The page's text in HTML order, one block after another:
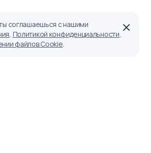
соглашаешься с нашими
, Политикой конфиденциальности,
файлов Cookie.